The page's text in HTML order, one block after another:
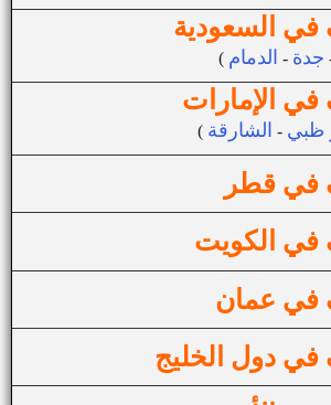
السعودية
( جدة - الدمام
الإمارات
( ظبي - الشارقة
في قطر
في الكويت
في عمان
دول الخليج